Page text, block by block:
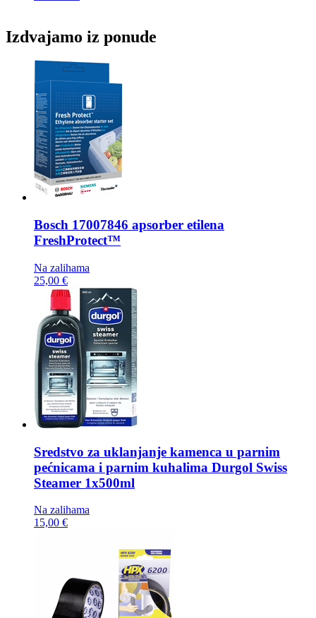
Izdvajamo iz ponude
Bosch 17007846 apsorber etilena
FreshProtect™
Na zalihama
25,00 €
Sredstvo za uklanjanje kamenca u parnim
pećnicama i parnim kuhalima Durgol Swiss
Steamer 1x500ml
Na zalihama
15,00 €